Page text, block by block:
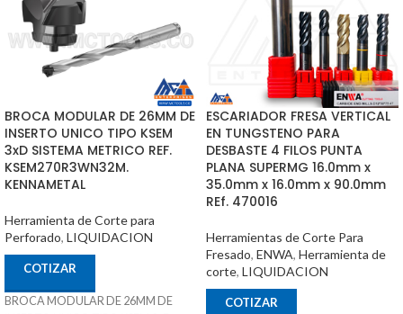
BROCA MODULAR DE 26MM DE
INSERTO UNICO TIPO KSEM
3xD SISTEMA METRICO REF.
KSEM270R3WN32M.
KENNAMETAL
Herramienta de Corte para
Perforado, LIQUIDACION
COTIZAR
BROCA MODULAR DE 26MM DE
ESCARIADOR FRESA VERTICAL
EN TUNGSTENO PARA
DESBASTE 4 FILOS PUNTA
PLANA SUPERMG 16.0mm x
35.0mm x 16.0mm x 90.0mm
REf. 470016
Herramientas de Corte Para
Fresado, ENWA, Herramienta de
corte, LIQUIDACION
COTIZAR